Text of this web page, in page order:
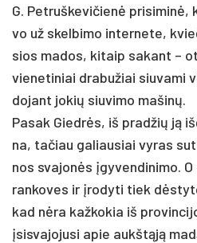
G. Pet­ruš­ke­vi­čienė
vo už skel­bi­mo in­ter­ne­te,
sios ma­dos, ki­taip sa­kant –
vie­ne­ti­niai dra­bu­žiai siu­va­mi
do­jant jo­kių siu­vi­mo ma­šinų.
Pa­sak Giedrės, iš pra­džių ją
na, ta­čiau ga­liau­siai vy­ras
nos sva­jonės įgy­ven­di­ni­mo.
ran­ko­ves ir įro­dy­ti tiek
kad nėra kaž­ko­kia iš
įsis­va­jo­ju­si apie aukštąją